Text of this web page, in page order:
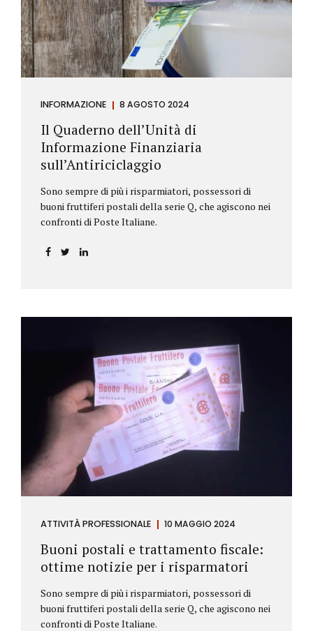
INFORMAZIONE 8 AGOSTO 2024
Il Quaderno dell’Unità di
Informazione Finanziaria
sull’Antiriciclaggio
Sono sempre di più i risparmiatori, possessori di
buoni fruttiferi postali della serie Q, che agiscono nei
confronti di Poste Italiane.
ATTIVITÀ PROFESSIONALE 10 MAGGIO 2024
Buoni postali e trattamento fiscale:
ottime notizie per i risparmatori
Sono sempre di più i risparmiatori, possessori di
buoni fruttiferi postali della serie Q, che agiscono nei
confronti di Poste Italiane.